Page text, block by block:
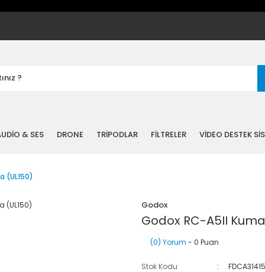
& SES DRONE TRİPODLAR FİLTRELER VİDEO DESTEK
(UL150)
Godox
Godox RC-A5II
(0) Yorum - 0 Puan
Stok Kodu
FDCA31415